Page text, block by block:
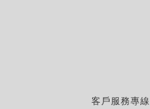
客戶服務專